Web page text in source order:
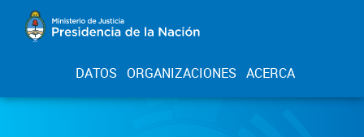
DATOS ORGANIZACIONES ACERCA